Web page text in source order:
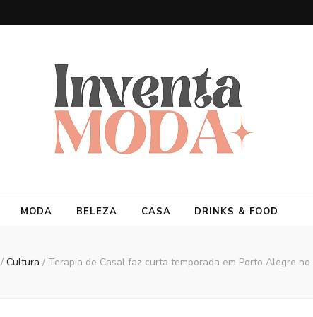
MODA BELEZA CASA DRINKS & FOOD
/ Cultura / Terapia de Casal faz curta temporada em Porto Alegre no